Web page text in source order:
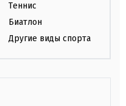
Теннис
Биатлон
Другие виды спорта